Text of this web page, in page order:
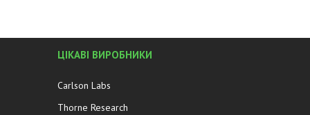
ЦІКАВІ ВИРОБНИКИ
Carlson Labs
Thorne Research